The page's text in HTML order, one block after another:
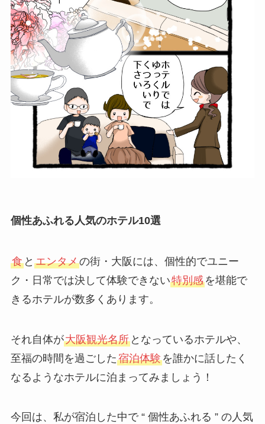
個性あふれる人気のホテル10選
食と エンタメの街・大阪には、個性的でユニー
ク・日常では決して体験できない特別感を堪能で
きるホテルが数多くあります。
それ自体が大阪観光名所となっているホテルや、
至福の時間を過ごした宿泊体験を誰かに話したく
なるようなホテルに泊まってみましょう！
今回は、私が宿泊した中で “ 個性あふれる ” の人気